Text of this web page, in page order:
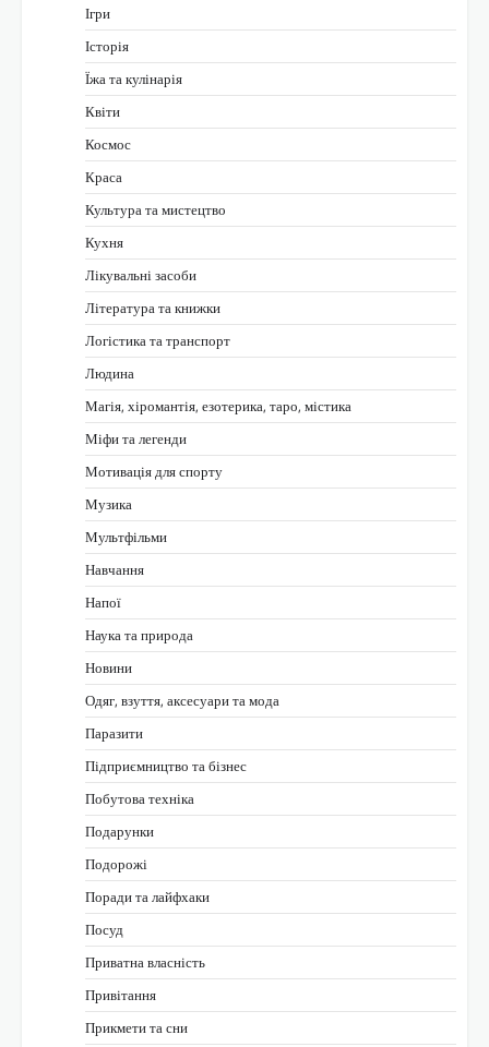
Ігри
Історія
Їжа та кулінарія
Квіти
Космос
Краса
Культура та мистецтво
Кухня
Лікувальні засоби
Література та книжки
Логістика та транспорт
Людина
Магія, хіромантія, езотерика, таро, містика
Міфи та легенди
Мотивація для спорту
Музика
Мультфільми
Навчання
Напої
Наука та природа
Новини
Одяг, взуття, аксесуари та мода
Паразити
Підприємництво та бізнес
Побутова техніка
Подарунки
Подорожі
Поради та лайфхаки
Посуд
Приватна власність
Привітання
Прикмети та сни